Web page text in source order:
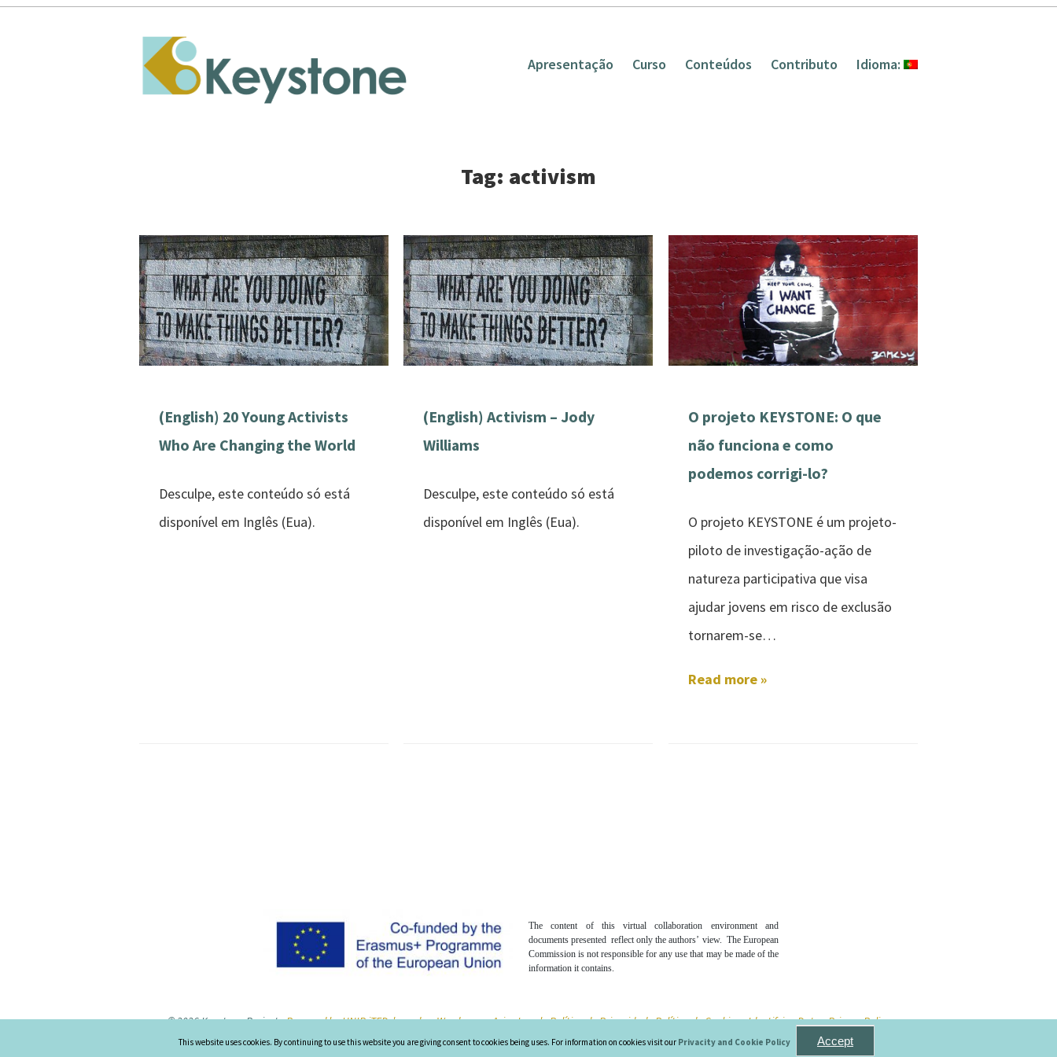
Apresentação Curso Conteúdos Contributo Idioma:
Tag: activism
(English) 20 Young Activists
Who Are Changing the World
Desculpe, este conteúdo só está
disponível em Inglês (Eua).
(English) Activism – Jody
Williams
Desculpe, este conteúdo só está
disponível em Inglês (Eua).
O projeto KEYSTONE: O que
não funciona e como
podemos corrigi-lo?
O projeto KEYSTONE é um projeto-
piloto de investigação-ação de
natureza participativa que visa
ajudar jovens em risco de exclusão
tornarem-se…
Read more »
The content of this virtual collaboration environment and
documents presented reflect only the authors’ view. The European
Commission is not responsible for any use that may be made of the
information it contains.
© 2026 Keystone-Project-Powered by UNIR iTED, based on Wordpress -Aviso Legal -Política de Privacidad -Política de Cookies- Identifying Data- Privacy Policy
This website uses cookies. By continuing to use this website you are giving consent to cookies being uses. For information on cookies visit our Privacity and Cookie Policy Accept